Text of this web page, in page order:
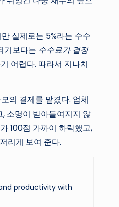
실제로는 5%라는 수수
기보다는 수수료가 결정
어렵다. 따라서 지나치
의 결제를 맡겼다. 업체
, 소명이 받아들여지지 않
100점 가까이 하락했고,
리게 보여 준다.
productivity with